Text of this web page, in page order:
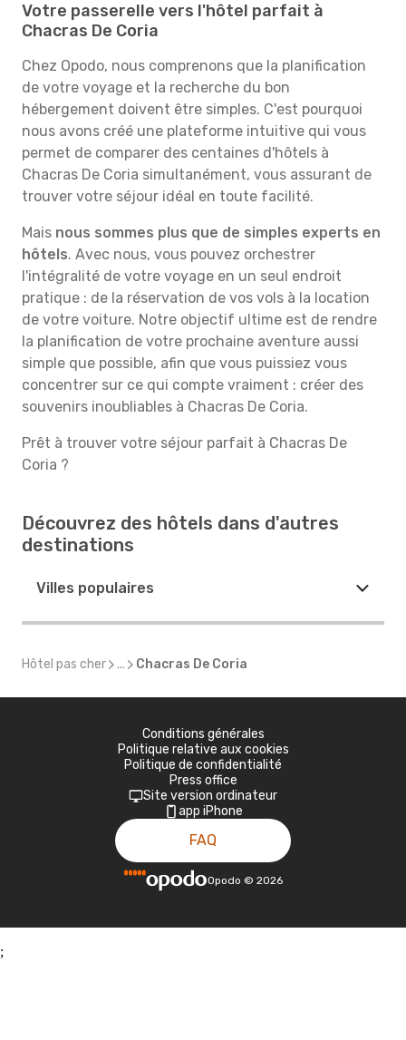
Votre passerelle vers l'hôtel parfait à
Chacras De Coria
Chez Opodo, nous comprenons que la planification
de votre voyage et la recherche du bon
hébergement doivent être simples. C'est pourquoi
nous avons créé une plateforme intuitive qui vous
permet de comparer des centaines d'hôtels à
Chacras De Coria simultanément, vous assurant de
trouver votre séjour idéal en toute facilité.
Mais nous sommes plus que de simples experts en
hôtels. Avec nous, vous pouvez orchestrer
l'intégralité de votre voyage en un seul endroit
pratique : de la réservation de vos vols à la location
de votre voiture. Notre objectif ultime est de rendre
la planification de votre prochaine aventure aussi
simple que possible, afin que vous puissiez vous
concentrer sur ce qui compte vraiment : créer des
souvenirs inoubliables à Chacras De Coria.
Prêt à trouver votre séjour parfait à Chacras De
Coria ?
Découvrez des hôtels dans d'autres
destinations
Villes populaires
Hôtel pas cher ... Chacras De Coria
Conditions générales
Politique relative aux cookies
Politique de confidentialité
Press office
Site version ordinateur
app iPhone
FAQ
Opodo © 2026
;